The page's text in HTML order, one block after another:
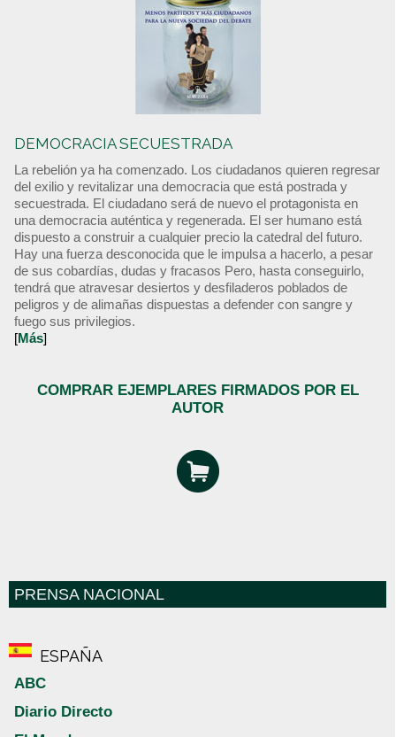
DEMOCRACIA SECUESTRADA
La rebelión ya ha comenzado. Los ciudadanos quieren regresar
del exilio y revitalizar una democracia que está postrada y
secuestrada. El ciudadano será de nuevo el protagonista en
una democracia auténtica y regenerada. El ser humano está
dispuesto a construir a cualquier precio la catedral del futuro.
Hay una fuerza desconocida que le impulsa a hacerlo, a pesar
de sus cobardías, dudas y fracasos Pero, hasta conseguirlo,
tendrá que atravesar desiertos y desfiladeros poblados de
peligros y de alimañas dispuestas a defender con sangre y
fuego sus privilegios.
[Más]
COMPRAR EJEMPLARES FIRMADOS POR EL
AUTOR
PRENSA NACIONAL
ESPAÑA
ABC
Diario Directo